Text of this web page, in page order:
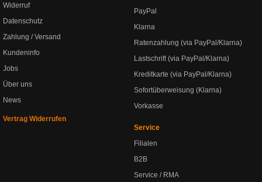
Widerruf
Datenschutz
Zahlung / Versand
Kundeninfo
Jobs
Über uns
News
Vertrag Widerrufen
PayPal
Klarna
Ratenzahlung (via PayPal/Klarna)
Lastschrift (via PayPal/Klarna)
Kreditkarte (via PayPal/Klarna)
Sofortüberweisung (Klarna)
Vorkasse
Service
Filialen
B2B
Service / RMA